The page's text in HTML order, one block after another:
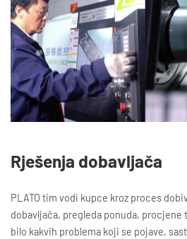
Rješenja dobavljača
PLATO tim vodi kupce kroz proces
dobavljača, pregleda ponuda,
bilo kakvih problema koji se pojave,